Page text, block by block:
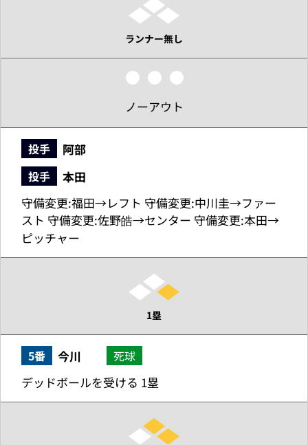
ランナー無し
ノーアウト
投手 阿部
投手
本田
守備変更:福田→レフト 守備変更:中川圭→ファー
スト 守備変更:佐野皓→センター 守備変更:本田→
ピッチャー
1塁
5番 今川 死球
デッドボールを受ける 1塁